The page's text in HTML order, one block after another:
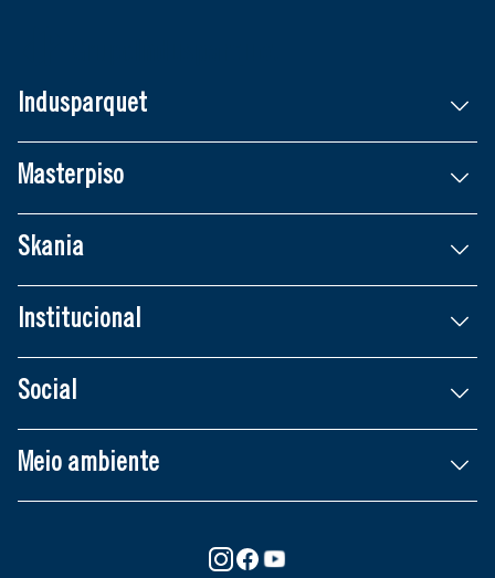
Indusparquet
Masterpiso
Skania
Institucional
Social
Meio ambiente